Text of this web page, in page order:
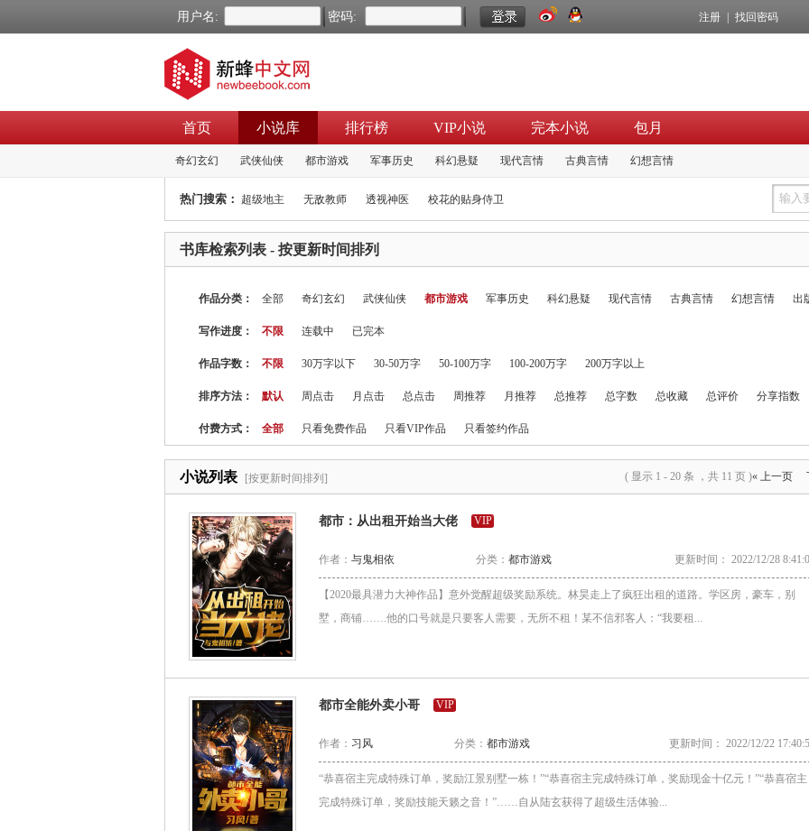
用户名: 密码: 注册 找回密码
首页 小说库 排行榜 VIP小说 完本小说 包月
奇幻玄幻 武侠仙侠 都市游戏 军事历史 科幻悬疑 现代言情 古典言情 幻想言情
热门搜索： 超级地主 无敌教师 透视神医 校花的贴身侍卫
书库检索列表 - 按更新时间排列
作品分类： 全部 奇幻玄幻 武侠仙侠 都市游戏 军事历史 科幻悬疑 现代言情 古典言情 幻想言情 出
写作进度： 不限 连载中 已完本
作品字数： 不限 30万字以下 30-50万字 50-100万字 100-200万字 200万字以上
排序方法： 默认 周点击 月点击 总点击 周推荐 月推荐 总推荐 总字数 总收藏 总评价 分享指数
付费方式： 全部 只看免费作品 只看VIP作品 只看签约作品
( 显示 1 - 20 条 ，共 11 页 )« 上一页
小说列表 [按更新时间排列]
都市：从出租开始当大佬 VIP
作者： 与鬼相依 分类： 都市游戏 更新时间： 2022/12/28
【2020最具潜力大神作品】意外觉醒超级奖励系统。林昊走上了疯狂出租的道路。学区房，豪车，别
墅，商铺…….他的口号就是只要客人需要，无所不租！某不信邪客人：“我要租...
都市全能外卖小哥 VIP
作者： 习风 分类： 都市游戏 更新时间： 2022/12/22
“恭喜宿主完成特殊订单，奖励江景别墅一栋！”“恭喜宿主完成特殊订单，奖励现金十亿元！”“恭喜宿主
完成特殊订单，奖励技能天籁之音！”……自从陆玄获得了超级生活体验...